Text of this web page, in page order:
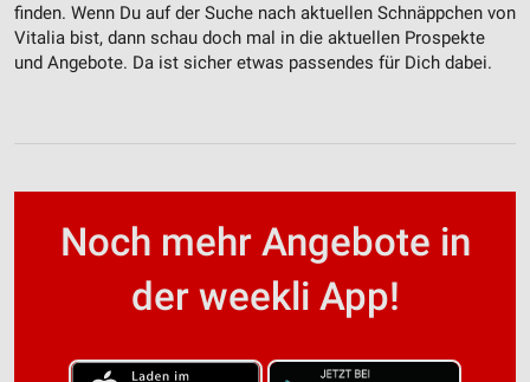
finden. Wenn Du auf der Suche nach aktuellen Schnäppchen von
Vitalia bist, dann schau doch mal in die aktuellen Prospekte
und Angebote. Da ist sicher etwas passendes für Dich dabei.
Noch mehr Angebote in
der weekli App!